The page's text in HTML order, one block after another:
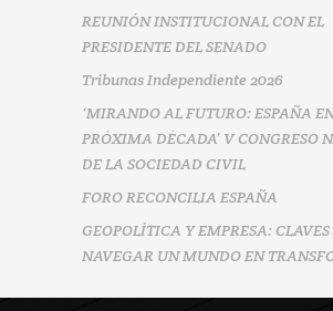
REUNIÓN INSTITUCIONAL CON EL
PRESIDENTE DEL SENADO
Tribunas Independiente 2026
‘MIRANDO AL FUTURO: ESPAÑA
PRÓXIMA DÉCADA’ V CONGRESO
DE LA SOCIEDAD CIVIL
FORO RECONCILIA ESPAÑA
GEOPOLÍTICA Y EMPRESA:
NAVEGAR UN MUNDO EN